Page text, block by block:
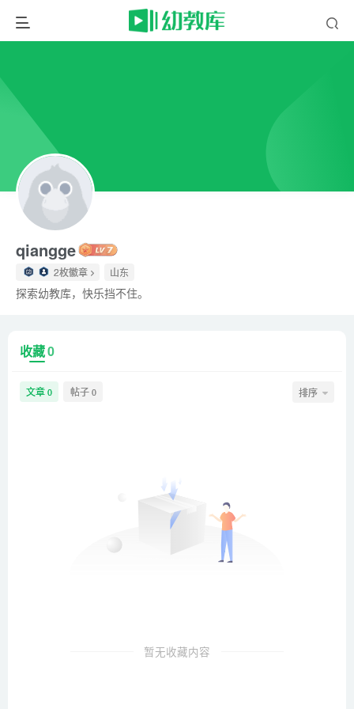
qiangge
2枚徽章 山东
探索幼教库，快乐挡不住。
收藏0
文章 0 帖子 0 排序
暂无收藏内容